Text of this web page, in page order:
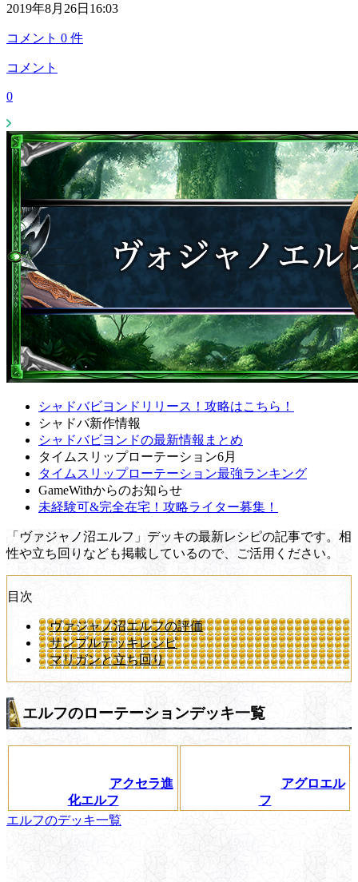
2019年8月26日16:03
コメント 0 件
コメント
0
シャドバビヨンドリリース！攻略はこちら！
シャドバ新作情報
シャドバビヨンドの最新情報まとめ
タイムスリップローテーション6月
タイムスリップローテーション最強ランキング
GameWithからのお知らせ
未経験可&完全在宅！攻略ライター募集！
「ヴァジャノ沼エルフ」デッキの最新レシピの記事です。相
性や立ち回りなども掲載しているので、ご活用ください。
目次
ヴァジャノ沼エルフの評価
サンプルデッキレシピ
マリガンと立ち回り
エルフのローテーションデッキ一覧
アクセラ進
化エルフ
アグロエル
フ
エルフのデッキ一覧